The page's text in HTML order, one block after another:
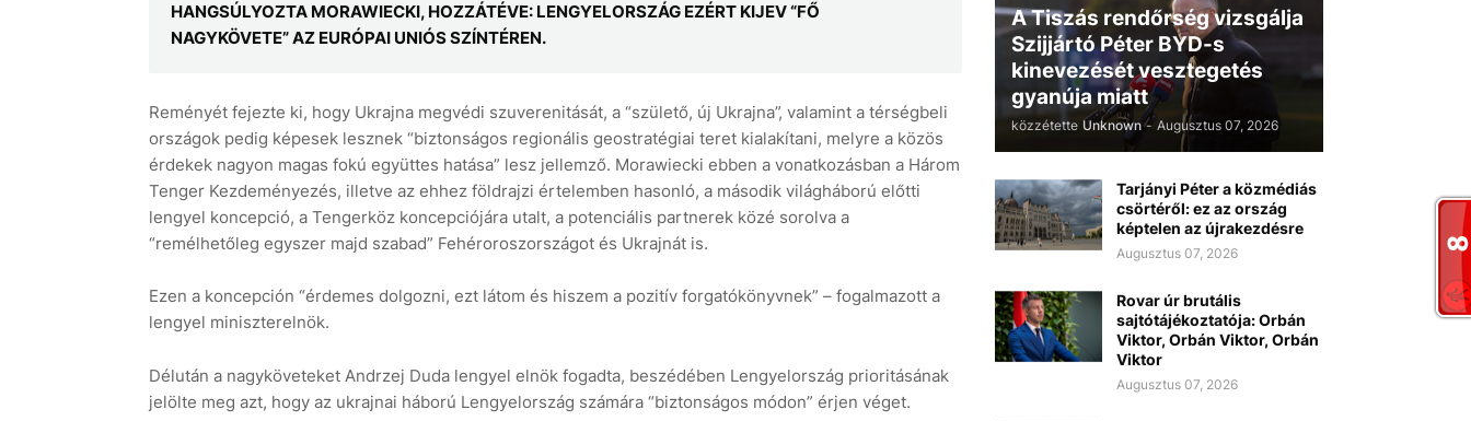
HANGSÚLYOZTA MORAWIECKI, HOZZÁTÉVE: LENGYELORSZÁG EZÉRT KIJEV “FŐ
NAGYKÖVETE” AZ EURÓPAI UNIÓS SZÍNTÉREN.
Reményét fejezte ki, hogy Ukrajna megvédi szuverenitását, a “születő, új Ukrajna”, valamint a térségbeli
országok pedig képesek lesznek “biztonságos regionális geostratégiai teret kialakítani, melyre a közös
érdekek nagyon magas fokú együttes hatása” lesz jellemző. Morawiecki ebben a vonatkozásban a Három
Tenger Kezdeményezés, illetve az ehhez földrajzi értelemben hasonló, a második világháború előtti
lengyel koncepció, a Tengerköz koncepciójára utalt, a potenciális partnerek közé sorolva a
“remélhetőleg egyszer majd szabad” Fehéroroszországot és Ukrajnát is.
Ezen a koncepción “érdemes dolgozni, ezt látom és hiszem a pozitív forgatókönyvnek” – fogalmazott a
lengyel miniszterelnök.
Délután a nagyköveteket Andrzej Duda lengyel elnök fogadta, beszédében Lengyelország prioritásának
jelölte meg azt, hogy az ukrajnai háború Lengyelország számára “biztonságos módon” érjen véget.
A Tiszás rendőrség vizsgálja
Szijjártó Péter BYD-s
kinevezését vesztegetés
gyanúja miatt
közzétette Unknown - Augusztus 07, 2026
Tarjányi Péter a közmédiás
csörtéről: ez az ország
képtelen az újrakezdésre
Augusztus 07, 2026
Rovar úr brutális
sajtótájékoztatója: Orbán
Viktor, Orbán Viktor, Orbán
Viktor
Augusztus 07, 2026